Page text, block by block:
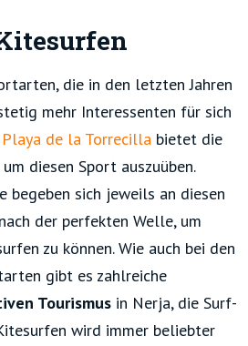
die in den letzten Jahren
mehr Interessenten für sich
Playa de la Torrecilla bietet die
diesen Sport auszuüben.
begeben sich jeweils an diesen
der perfekten Welle, um
zu können. Wie auch bei den
gibt es zahlreiche
Tourismus in Nerja, die Surf-
wird immer beliebter